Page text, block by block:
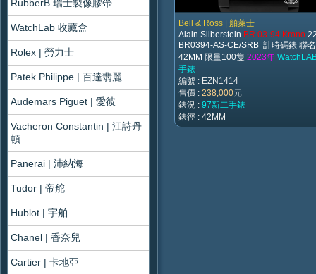
RubberB 瑞士製像膠帶
WatchLab 收藏盒
Rolex | 勞力士
Patek Philippe | 百達翡麗
Audemars Piguet | 愛彼
Vacheron Constantin | 江詩丹
頓
Panerai | 沛納海
Tudor | 帝舵
Hublot | 宇舶
Chanel | 香奈兒
Cartier | 卡地亞
Bell & Ross | 舶萊士
Alain Silberstein BR 03-94 Krono
BR0394-AS-CE/SRB 計時碼錶 聯
42MM 限量100隻 2023年
手錶
編號 : EZN1414
售價 : 238,000元
錶況 : 97新二手錶
錶徑 : 42MM